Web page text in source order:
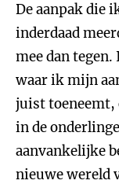
De aanpak die
inderdaad
mee dan
waar ik mijn
juist toeneemt,
in de
aanvankelijke
nieuwe wereld